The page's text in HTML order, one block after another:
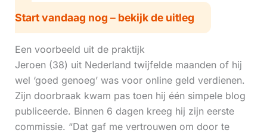
Start vandaag nog – bekijk de uitleg
Een voorbeeld uit de praktijk
Jeroen (38) uit Nederland twijfelde maanden of hij
wel ‘goed genoeg’ was voor online geld verdienen.
Zijn doorbraak kwam pas toen hij één simpele blog
publiceerde. Binnen 6 dagen kreeg hij zijn eerste
commissie. “Dat gaf me vertrouwen om door te